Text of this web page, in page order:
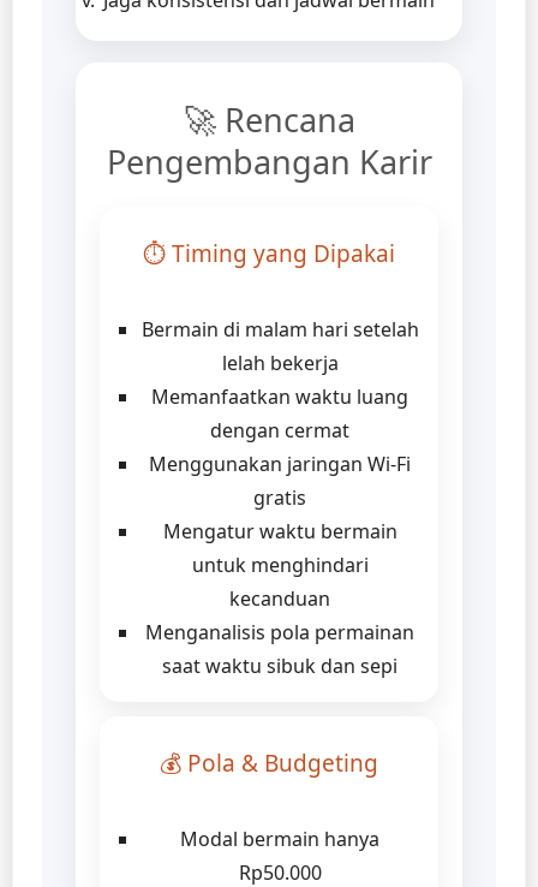
🚀 Rencana
Pengembangan Karir
⏱️ Timing yang Dipakai
Bermain di malam hari setelah
lelah bekerja
Memanfaatkan waktu luang
dengan cermat
Menggunakan jaringan Wi-Fi
gratis
Mengatur waktu bermain
untuk menghindari
kecanduan
Menganalisis pola permainan
saat waktu sibuk dan sepi
💰 Pola & Budgeting
Modal bermain hanya
Rp50.000